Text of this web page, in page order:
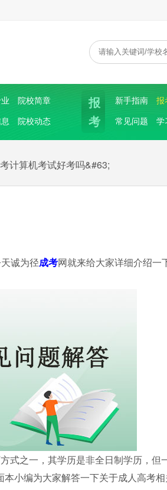
院校简章
院校动态
报
考
新手指南
报
常见问题
学
计算机考试好考吗&#63;
天诚为径成考网就来给大家详细介绍一
式之一，其学历是非全日制学历，但
小编为大家解答一下关于成人高考